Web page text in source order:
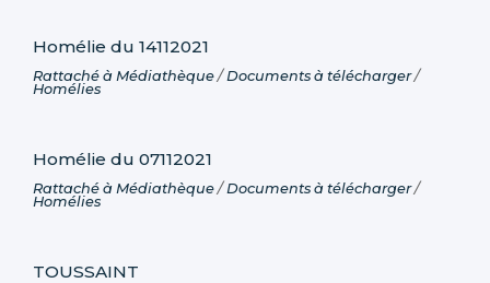
Homélie du 14112021
Rattaché à Médiathèque /Documents à télécharger /
Homélies
Homélie du 07112021
Rattaché à Médiathèque / Documents à télécharger /
Homélies
TOUSSAINT